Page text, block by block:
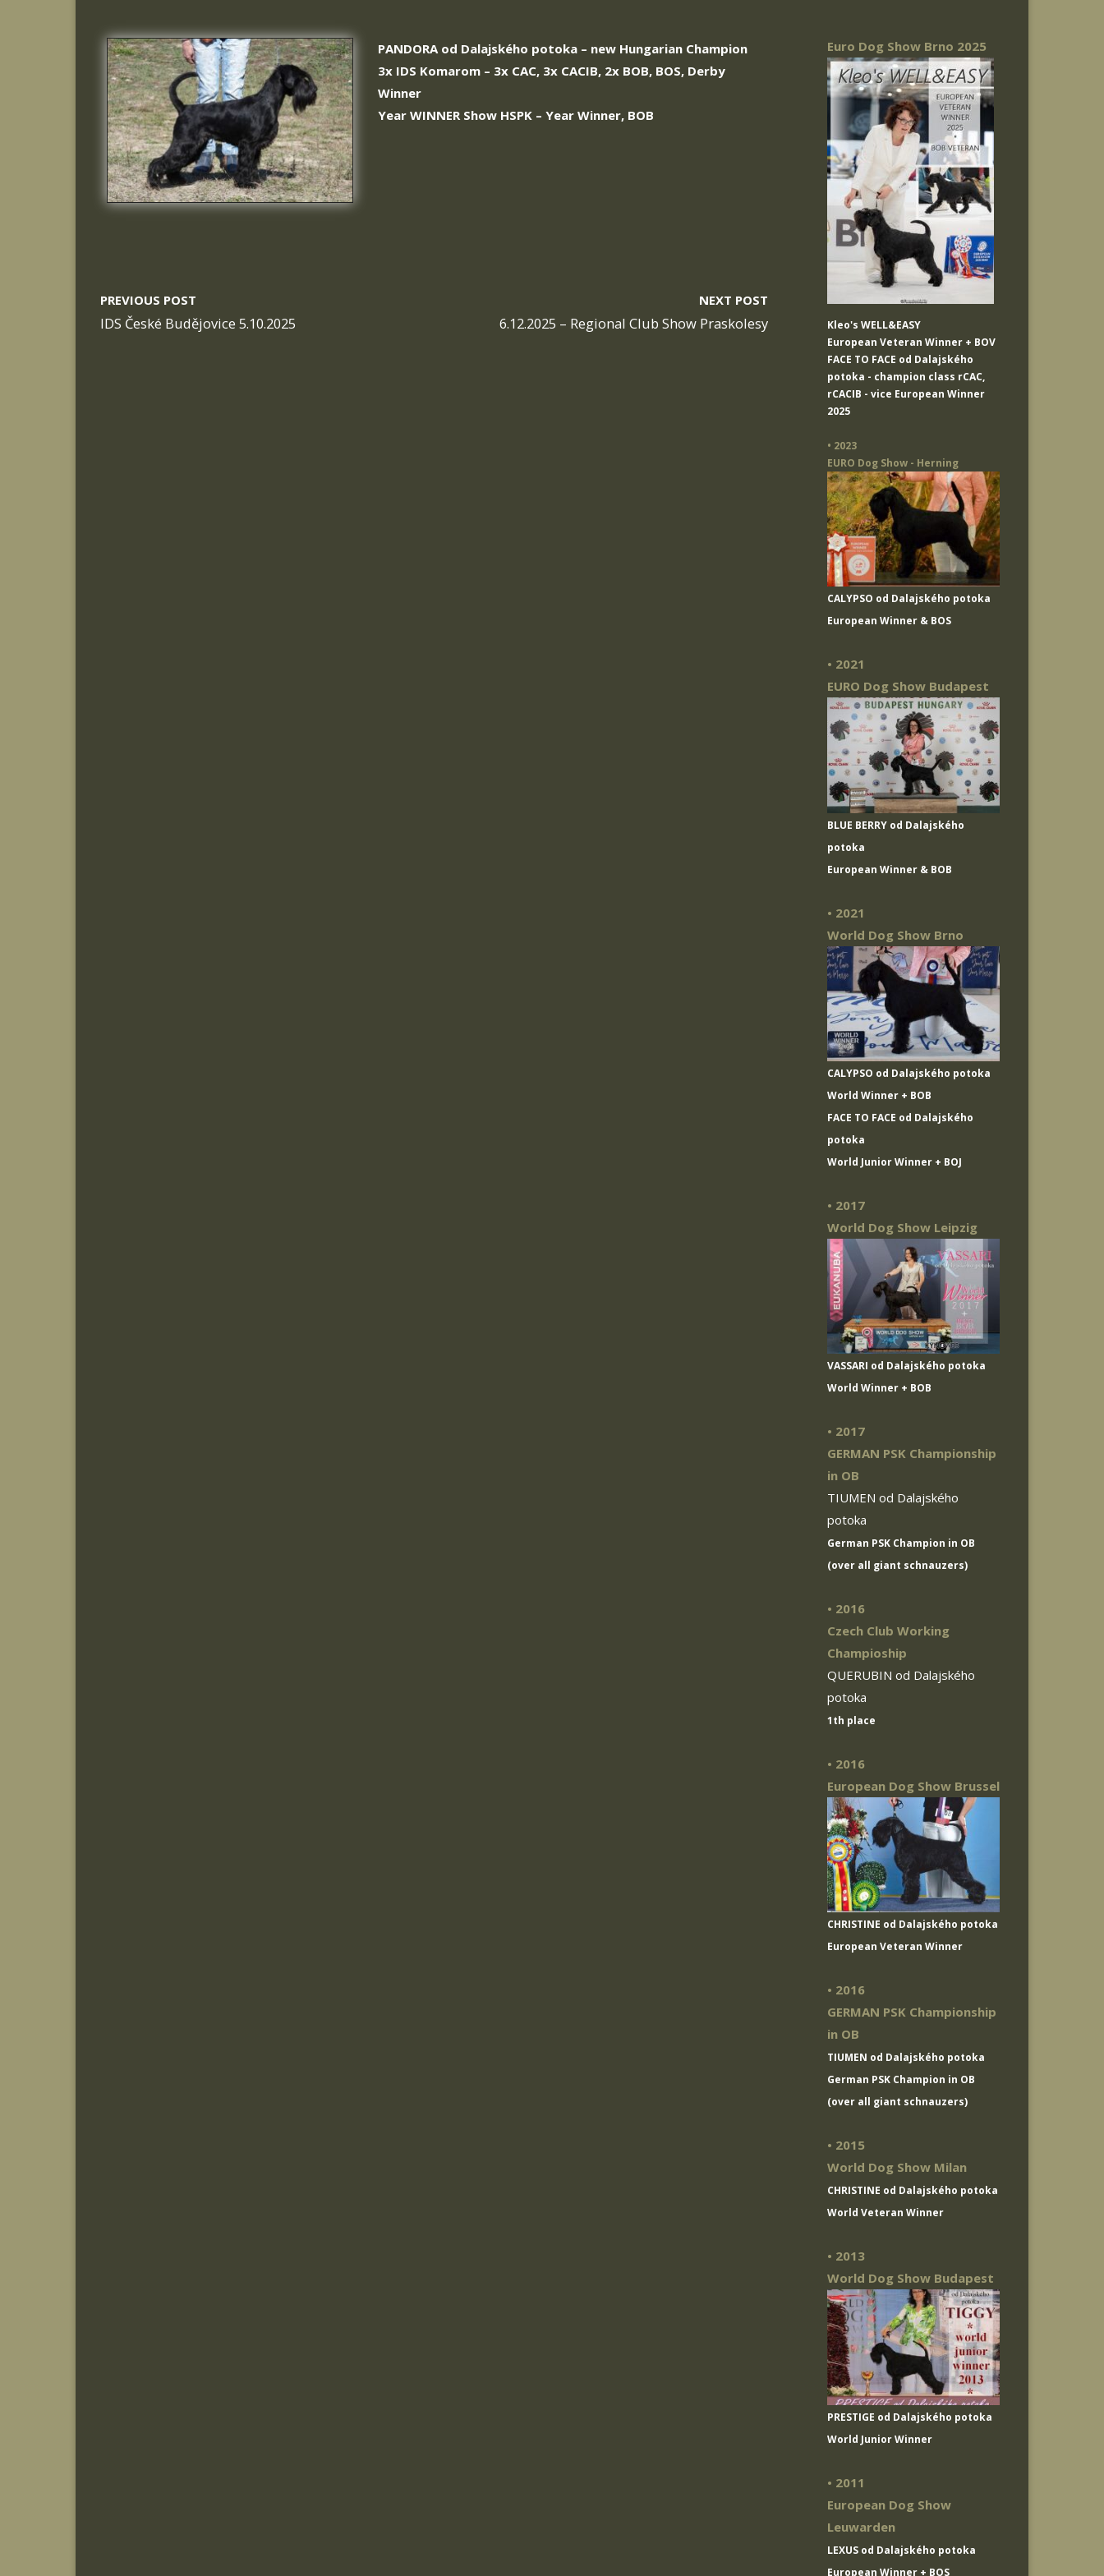
PANDORA od Dalajského potoka – new Hungarian Champion
3x IDS Komarom – 3x CAC, 3x CACIB, 2x BOB, BOS, Derby
Winner
Year WINNER Show HSPK – Year Winner, BOB
PREVIOUS POST
IDS České Budějovice 5.10.2025
NEXT POST
6.12.2025 – Regional Club Show Praskolesy
Euro Dog Show Brno 2025
Kleo's WELL&EASY
European Veteran Winner + BOV
FACE TO FACE od Dalajského
potoka - champion class rCAC,
rCACIB - vice European Winner
2025
• 2023
EURO Dog Show - Herning
CALYPSO od Dalajského potoka
European Winner & BOS
• 2021
EURO Dog Show Budapest
BLUE BERRY od Dalajského
potoka
European Winner & BOB
• 2021
World Dog Show Brno
CALYPSO od Dalajského potoka
World Winner + BOB
FACE TO FACE od Dalajského
potoka
World Junior Winner + BOJ
• 2017
World Dog Show Leipzig
VASSARI od Dalajského potoka
World Winner + BOB
• 2017
GERMAN PSK Championship
in OB
TIUMEN od Dalajského
potoka
German PSK Champion in OB
(over all giant schnauzers)
• 2016
Czech Club Working
Champioship
QUERUBIN od Dalajského
potoka
1th place
• 2016
European Dog Show Brussel
CHRISTINE od Dalajského potoka
European Veteran Winner
• 2016
GERMAN PSK Championship
in OB
TIUMEN od Dalajského potoka
German PSK Champion in OB
(over all giant schnauzers)
• 2015
World Dog Show Milan
CHRISTINE od Dalajského potoka
World Veteran Winner
• 2013
World Dog Show Budapest
PRESTIGE od Dalajského potoka
World Junior Winner
• 2011
European Dog Show
Leuwarden
LEXUS od Dalajského potoka
European Winner + BOS